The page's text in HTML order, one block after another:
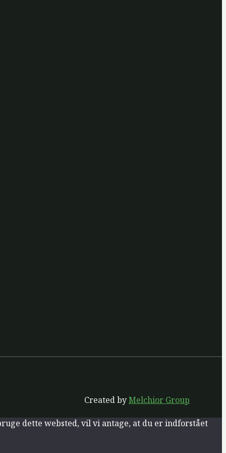
Created byMelchior Group
dette websted, vil vi antage, at du er indforstået